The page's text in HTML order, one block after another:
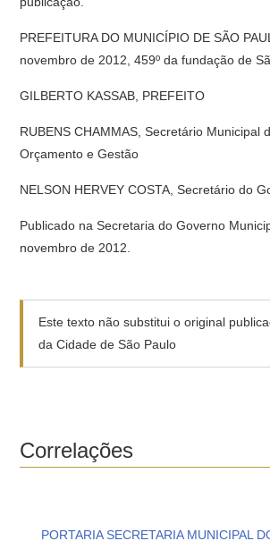
PREFEITURA DO MUNICÍPIO DE SÃO
novembro de 2012, 459º da fundação de
GILBERTO KASSAB, PREFEITO
RUBENS CHAMMAS, Secretário Municipal
Orçamento e Gestão
NELSON HERVEY COSTA, Secretário do
Publicado na Secretaria do Governo
novembro de 2012.
Este texto não substitui o original
da Cidade de São Paulo
Correlações
PORTARIA SECRETARIA MUNICIPAL